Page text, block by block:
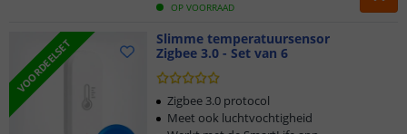
OP VOORRAAD
VOORDEELSET
Slimme temperatuursensor
Zigbee 3.0 - Set van 6
Zigbee 3.0 protocol
Meet ook luchtvochtigheid